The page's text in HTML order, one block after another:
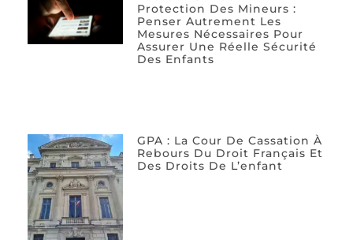
Protection Des Mineurs :
Penser Autrement Les
Mesures Nécessaires Pour
Assurer Une Réelle Sécurité
Des Enfants
GPA : La Cour De Cassation À
Rebours Du Droit Français Et
Des Droits De L’enfant